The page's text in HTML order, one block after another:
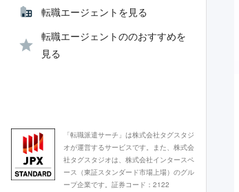
転職エージェントを見る
転職エージェントののおすすめを
見る
「転職派遣サーチ」は株式会社タグスタジ
オが運営するサービスです。また、株式会
社タグスタジオは、株式会社インタースペ
ース（東証スタンダード市場上場）のグル
ープ企業です。証券コード：2122